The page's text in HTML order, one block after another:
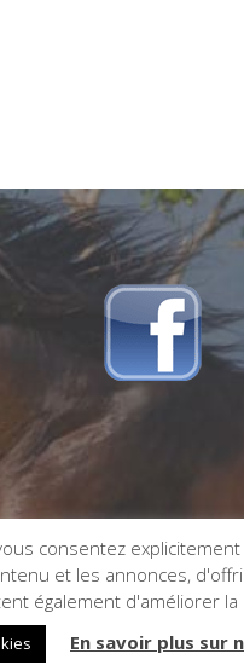
consentez
et les annonces,
également d'améliorer
En savoir plus sur